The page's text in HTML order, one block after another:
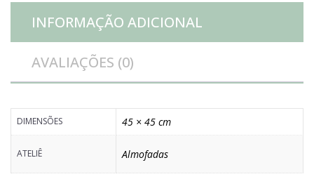
INFORMAÇÃO ADICIONAL
AVALIAÇÕES (0)
DIMENSÕES 45 × 45 cm
ATELIÊ Almofadas